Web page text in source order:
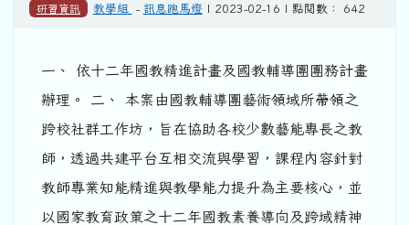
研習資訊 教學組 - 訊息跑馬燈| 2023-02-16 | 點閱數： 642
一、 依十二年國教精進計畫及國教輔導團團務計畫
辦理。 二、 本案由國教輔導團藝術領域所帶領之
跨校社群工作坊，旨在協助各校少數藝能專長之教
師，透過共建平台互相交流與學習，課程內容針對
教師專業知能精進與教學能力提升為主要核心，並
以國家教育政策之十二年國教素養導向及跨域精神